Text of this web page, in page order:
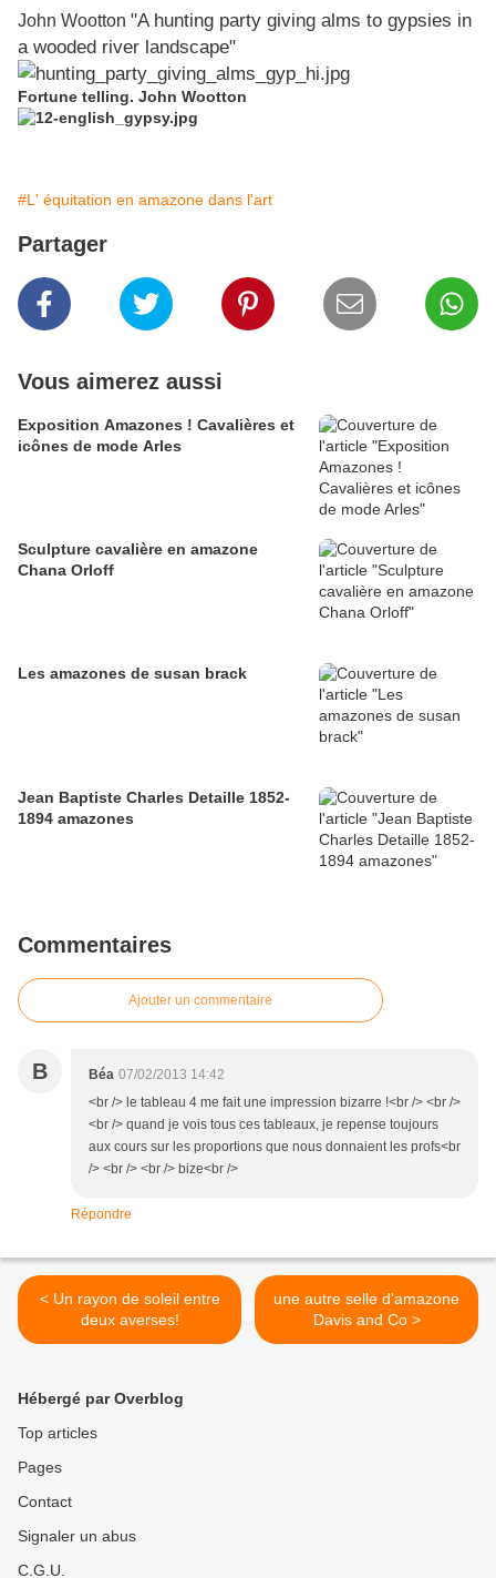
John Wootton "A hunting party giving alms to gypsies in
a wooded river landscape"
Fortune telling. John Wootton
#L' équitation en amazone dans l'art
Partager
Vous aimerez aussi
Exposition Amazones ! Cavalières et
icônes de mode Arles
Sculpture cavalière en amazone
Chana Orloff
Les amazones de susan brack
Jean Baptiste Charles Detaille 1852-
1894 amazones
Commentaires
Ajouter un commentaire
B Béa 07/02/2013 14:42
<br /> le tableau 4 me fait une impression bizarre !<br /> <br />
<br /> quand je vois tous ces tableaux, je repense toujours
aux cours sur les proportions que nous donnaient les profs<br
/> <br /> <br /> bize<br />
Répondre
< Un rayon de soleil entre
deux averses!
une autre selle d'amazone
Davis and Co >
Hébergé par Overblog
Top articles
Pages
Contact
Signaler un abus
C.G.U.